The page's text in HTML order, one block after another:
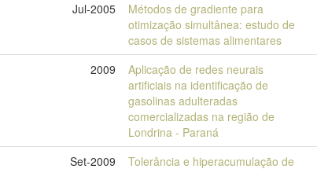
Jul-2005
Métodos de gradiente para
otimização simultânea: estudo de
casos de sistemas alimentares
2009
Aplicação de redes neurais
artificiais na identificação de
gasolinas adulteradas
comercializadas na região de
Londrina - Paraná
Set-2009 Tolerância e hiperacumulação de